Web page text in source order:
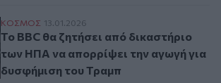
Το BBC θα ζητήσει από δικαστήριο των
ΚΟΣΜΟΣ 13.01.2026
Το BBC θα ζητήσει από δικαστήριο
των ΗΠΑ να απορρίψει την αγωγή για
δυσφήμιση του Τραμπ